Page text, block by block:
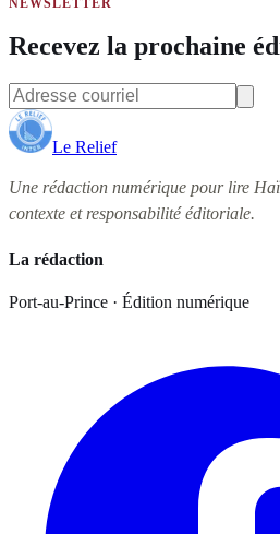
NEWSLETTER
Recevez la prochaine
Le Relief
Une rédaction numérique pour lire
contexte et responsabilité éditoriale.
La rédaction
Port-au-Prince · Édition numérique